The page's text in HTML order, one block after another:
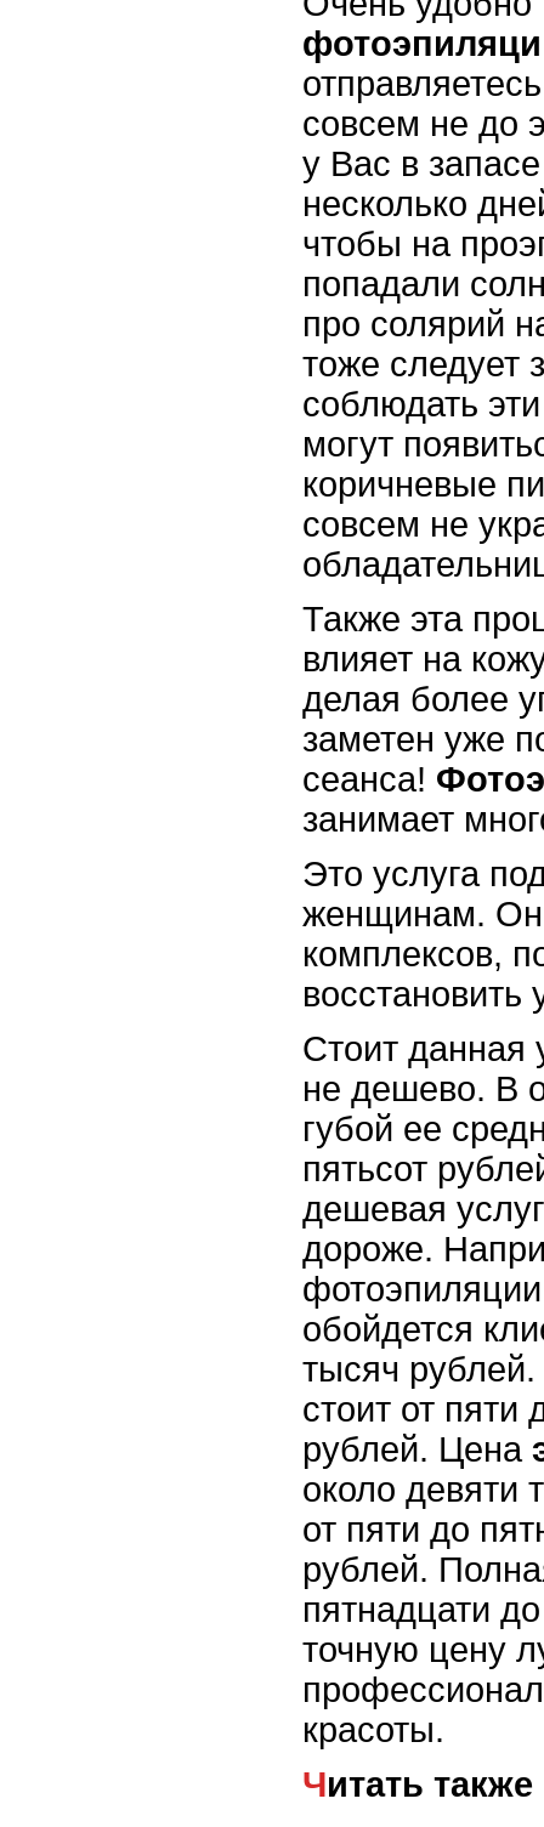
совсем не до
у Вас в
несколько
чтобы на
попадали
про солярий
тоже следует
соблюдать
могут
коричневые
совсем не
Также эта
влияет на
делая более
заметен уже
сеанса!
занимает
Это услуга
женщинам.
комплексов,
восстановить
Стоит данная
не дешево. В
губой ее
пятьсот
дешевая
дороже.
обойдется
тысяч
стоит от пяти
рублей. Цена
около девяти
от пяти до
рублей.
пятнадцати
точную цену
красоты.
Читать также